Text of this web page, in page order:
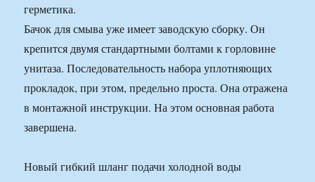
герметика.
Бачок для смыва уже имеет заводскую сборку. Он
крепится двумя стандартными болтами к горловине
унитаза. Последовательность набора уплотняющих
прокладок, при этом, предельно проста. Она отражена
в монтажной инструкции. На этом основная работа
завершена.
Новый гибкий шланг подачи холодной воды